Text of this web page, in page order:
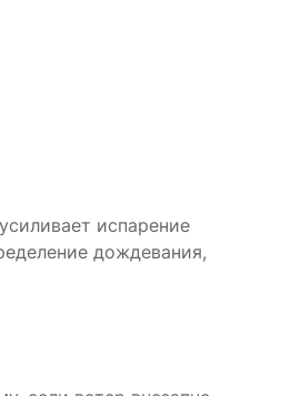
испарение
дождевания,